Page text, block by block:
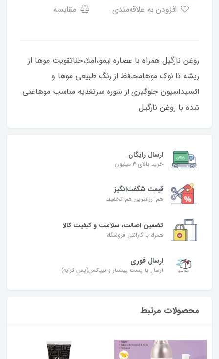
مقایسه
روغن نارگیل همراه با عصاره لیمو،املا،حناتقویت موها از
ریشه تا نوک موهامحافظ از رنگ طبیعی موها و
اکسیداسیون جلوگیری از شوره سرتغذیه مناسب موهاغنی
شده با روغن نارگیل
ارسال رایگان
خرید بالای ۳ میلیون
قیمت شگفت‌انگیز
هم ارزانترین هم تخفیف
تضمین اصالت، سلامت و کیفیت کالا
همراه با گارانتی فروشگاه
ارسال فوری
ارسال با پست پیشتاز و تیپاکس(پس کرایه)
محصولات مرتبط